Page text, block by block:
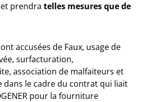
prendra telles mesures que de
accusées de Faux, usage de
surfacturation,
association de malfaiteurs et
dans le cadre du contrat qui liait
pour la fourniture